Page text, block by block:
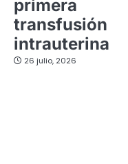
primera
transfusión
intrauterina
26 julio, 2026